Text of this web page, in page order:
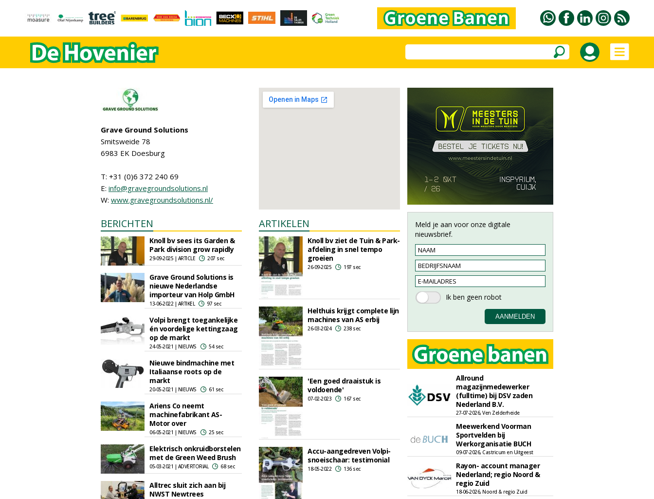
Grave Ground Solutions
Smitsweide 78
6983 EK Doesburg
T: +31 (0)6 372 240 69
E: info@gravegroundsolutions.nl
W: www.gravegroundsolutions.nl/
BERICHTEN
Knoll bv sees its Garden &
Park division grow rapidly
29-09-2025 | ARTICLE 207 sec
Grave Ground Solutions is
nieuwe Nederlandse
importeur van Holp GmbH
13-06-2022 | ARTIKEL 97 sec
Volpi brengt toegankelijke
én voordelige kettingzaag
op de markt
24-05-2021 | NIEUWS 54 sec
Nieuwe bindmachine met
Italiaanse roots op de
markt
20-05-2021 | NIEUWS 61 sec
Ariens Co neemt
machinefabrikant AS-
Motor over
06-05-2021 | NIEUWS 25 sec
Elektrisch onkruidborstelen
met de Green Weed Brush
05-03-2021 | ADVERTORIAL 68 sec
Alltrec sluit zich aan bij
NWST Newtrees
ARTIKELEN
Knoll bv ziet de Tuin & Park-
afdeling in snel tempo
groeien
26-09-2025 197 sec
Helthuis krijgt complete lijn
machines van AS erbij
26-03-2024 238 sec
'Een goed draaistuk is
voldoende'
07-02-2023 167 sec
Accu-aangedreven Volpi-
snoeischaar: testimonial
18-05-2022 136 sec
Meld je aan voor onze digitale
nieuwsbrief.
Allround
magazijnmedewerker
(fulltime) bij DSV zaden
Nederland B.V.
27-07-2026, Ven Zelderheide
Meewerkend Voorman
Sportvelden bij
Werkorganisatie BUCH
09-07-2026, Castricum en Uitgeest
Rayon- account manager
Nederland; regio Noord &
regio Zuid
18-06-2026, Noord & regio Zuid